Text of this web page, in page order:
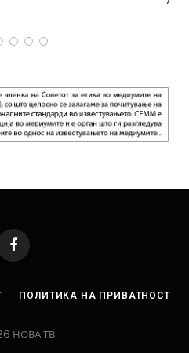
Facebook
ПОЛИТИКА НА ПРИВАТНОСТ
НОВА ТВ